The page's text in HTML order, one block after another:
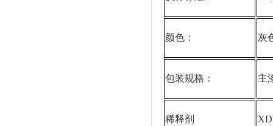
颜色： 灰
包装规格： 主
稀释剂